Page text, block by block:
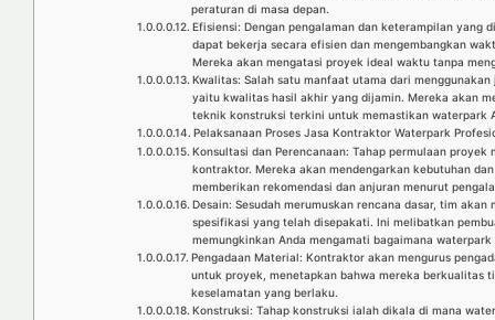
peraturan di masa depan.
Efisiensi: Dengan pengalaman dan keterampilan
dapat bekerja secara efisien dan mengembangkan
Mereka akan mengatasi proyek ideal waktu tanpa
Kwalitas: Salah satu manfaat utama dari
yaitu kwalitas hasil akhir yang dijamin. Mereka akan
teknik konstruksi terkini untuk memastikan waterpark
Pelaksanaan Proses Jasa Kontraktor Waterpark
Konsultasi dan Perencanaan: Tahap permulaan
kontraktor. Mereka akan mendengarkan kebutuhan
memberikan rekomendasi dan anjuran menurut
Desain: Sesudah merumuskan rencana dasar, tim
spesifikasi yang telah disepakati. Ini melibatkan
memungkinkan Anda mengamati bagaimana
Pengadaan Material: Kontraktor akan mengurus
untuk proyek, menetapkan bahwa mereka berkualitas
keselamatan yang berlaku.
Konstruksi: Tahap konstruksi ialah dikala di mana